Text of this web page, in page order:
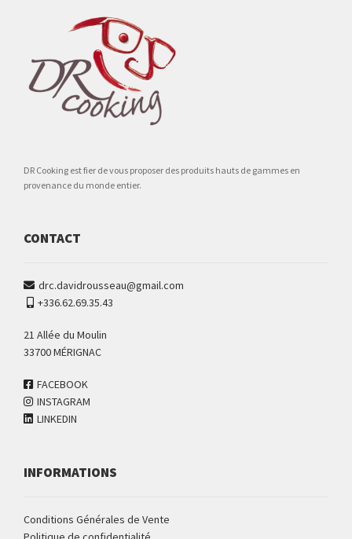
DR Cooking est fier de vous proposer des produits hauts de gammes en
provenance du monde entier.
CONTACT
drc.davidrousseau@gmail.com
+336.62.69.35.43
21 Allée du Moulin
33700 MÉRIGNAC
FACEBOOK
INSTAGRAM
LINKEDIN
INFORMATIONS
Conditions Générales de Vente